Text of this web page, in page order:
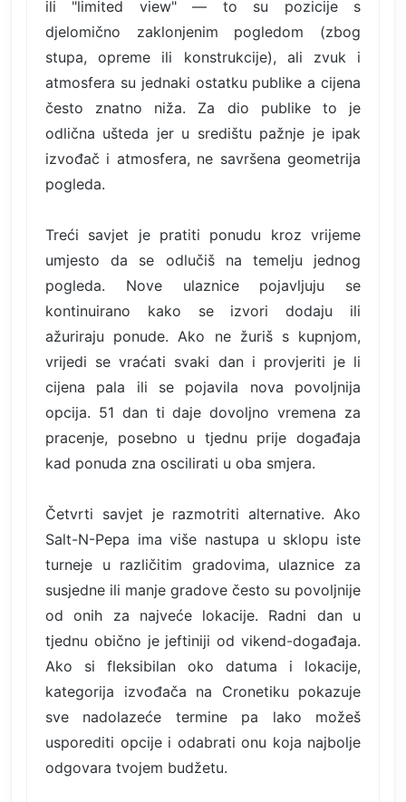
ili "limited view" — to su pozicije s
djelomično zaklonjenim pogledom (zbog
stupa, opreme ili konstrukcije), ali zvuk i
atmosfera su jednaki ostatku publike a cijena
često znatno niža. Za dio publike to je
odlična ušteda jer u središtu pažnje je ipak
izvođač i atmosfera, ne savršena geometrija
pogleda.
Treći savjet je pratiti ponudu kroz vrijeme
umjesto da se odlučiš na temelju jednog
pogleda. Nove ulaznice pojavljuju se
kontinuirano kako se izvori dodaju ili
ažuriraju ponude. Ako ne žuriš s kupnjom,
vrijedi se vraćati svaki dan i provjeriti je li
cijena pala ili se pojavila nova povoljnija
opcija. 51 dan ti daje dovoljno vremena za
pracenje, posebno u tjednu prije događaja
kad ponuda zna oscilirati u oba smjera.
Četvrti savjet je razmotriti alternative. Ako
Salt-N-Pepa ima više nastupa u sklopu iste
turneje u različitim gradovima, ulaznice za
susjedne ili manje gradove često su povoljnije
od onih za najveće lokacije. Radni dan u
tjednu obično je jeftiniji od vikend-događaja.
Ako si fleksibilan oko datuma i lokacije,
kategorija izvođača na Cronetiku pokazuje
sve nadolazeće termine pa lako možeš
usporediti opcije i odabrati onu koja najbolje
odgovara tvojem budžetu.